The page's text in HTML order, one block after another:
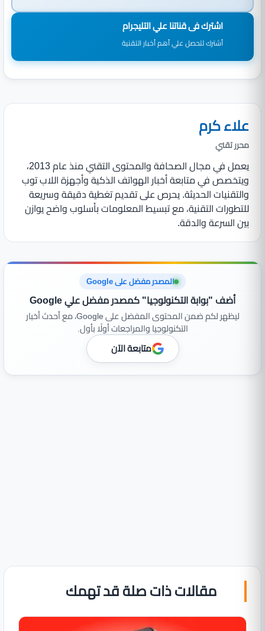
اشترك فى قناتنا علي التليجرام
أشترك لتحصل علي أهم أخبار التقنية
علاء كرم
محرر تقني
يعمل في مجال الصحافة والمحتوى التقني منذ عام 2013،
ويتخصص في متابعة أخبار الهواتف الذكية وأجهزة اللاب توب
والتقنيات الحديثة. يحرص على تقديم تغطية دقيقة وسريعة
للتطورات التقنية، مع تبسيط المعلومات بأسلوب واضح يوازن
بين السرعة والدقة.
المصدر مفضل على Google
أضف "بوابة التكنولوجيا" كمصدر مفضل علي Google
ليظهر لكم ضمن المحتوى المفضل على Google، مع أحدث أخبار
التكنولوجيا والمراجعات أولًا بأول.
متابعة الآن
مقالات ذات صلة قد تهمك